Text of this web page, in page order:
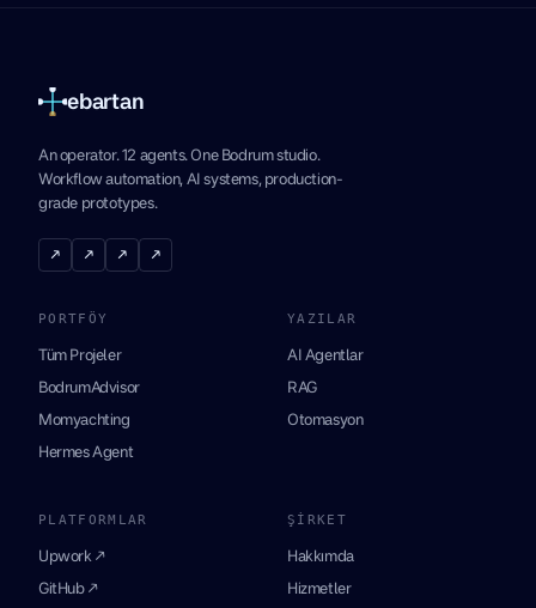
ebartan
An operator. 12 agents. One Bodrum studio.
Workflow automation, AI systems, production-
grade prototypes.
↗ ↗ ↗ ↗
PORTFÖY
Tüm Projeler
BodrumAdvisor
Momyachting
Hermes Agent
YAZILAR
AI Agentlar
RAG
Otomasyon
PLATFORMLAR
Upwork ↗
GitHub ↗
ŞIRKET
Hakkımda
Hizmetler